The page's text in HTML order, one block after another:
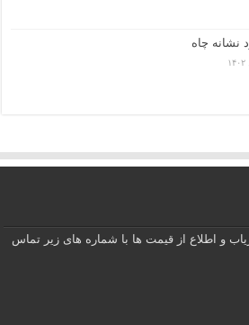
نشانه چاه
و اطلاع از قیمت ها با شماره های زیر تماس